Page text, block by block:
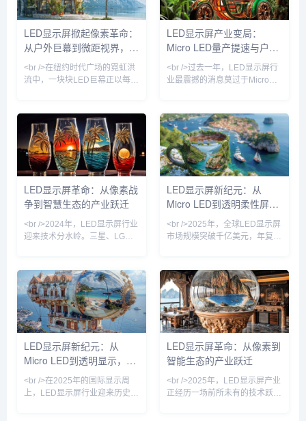
元，业务遍布全球50多个国
家，运营着1,013,510个广
告位，拥有10,304...
扰。今天4亿城市人口，每
天2亿看分众。分众电梯媒
体，覆盖120个城市，140
万个电梯网点，5亿人次城
LED显示屏掀起像素革命：
从户外巨幕到微距视界，中
国产业链如何改写全球显示
版图
<br />在纽约时代广场的霓虹洪
流中，一块块LED巨幕正以每秒
后正发生一场静默的产业变革
——中国厂商已占据全球LED显
示屏市场超过70%的份额，而
2024年最新数据显示，小间距
LED（P2.5以下）出货量同比暴
涨45%，户外裸眼3D屏项目数
量翻了三倍。<br /><br />“我们
不再卖灯珠，我们卖的是‘像素
LED显示屏产业变局：
Micro LED量产提速与户外
广告数字化浪潮
<br />过去一年，LED显示屏行
业最震撼的消息莫过于Micro
与LED芯片厂联合宣布，其巨量
转移良率已突破99.99%的关键
节点，这意味着原本售价堪比黄
金的Micro LED显示屏，其成本
在一年内下降超过40%。在一场
于深圳举行的新型显示技术研讨
会上，京东方与三安光电共同展
示了P0.3间距的Micro LED拼接
LED显示屏革命：从像素战
争到智慧生态的产业跃迁
<br />2024年，LED显示屏行业
迎来技术分水岭。三星、LG与
COB（板上芯片）技术的量产
级产品，将像素间距压缩至P0.3
以下，彻底打破“近距离观看颗
粒感”的行业魔咒。在InfoComm
2024展会上，超过20家厂商展
示的4K/8K LED一体机，采用倒
装芯片与巨量转移工艺，使屏幕
亮度突破5000nit，同时功耗降
LED显示屏新纪元：从
Micro LED到透明柔性屏，
万亿市场正在重塑视觉革命
<br />2025年，全球LED显示屏
市场规模突破千亿美元，年复合
技术创新驱动的深刻变革。从传
统户外广告牌到微型可穿戴设
备，从电影院巨幕到汽车智能座
舱，LED显示屏正以前所未有的
方式渗透进人类生活的每一个角
落。最新发布的十份行业报告显
示，Micro LED、COB封装、透
明显示、柔性屏和虚拟拍摄成为
出未来五年
LED显示屏新纪元：从
Micro LED到透明显示，技
术革命如何重塑视觉产业
<br />在2025年的国际显示周
上，LED显示屏行业迎来历史性
LED显示屏革命：从像素到
智能生态的产业跃迁
<br />2025年，LED显示屏产业
正经历一场前所未有的技术跃